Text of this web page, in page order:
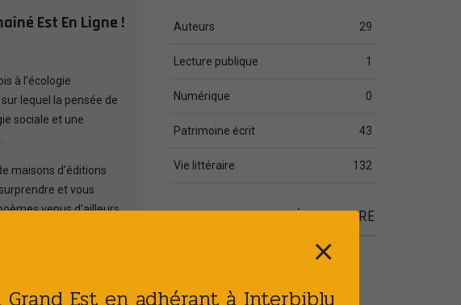
Est En Ligne !
à l’écologie
lequel la pensée de
sociale et une
maisons d'éditions
et vous
venus d'ailleurs,
Auteurs 29
Lecture publique 1
Numérique 0
Patrimoine écrit 43
Vie littéraire 132
ARTICLES COMPLÉMENTAIRE
d’action de sûreté des
⨯
Est en adhérant à Interbibly